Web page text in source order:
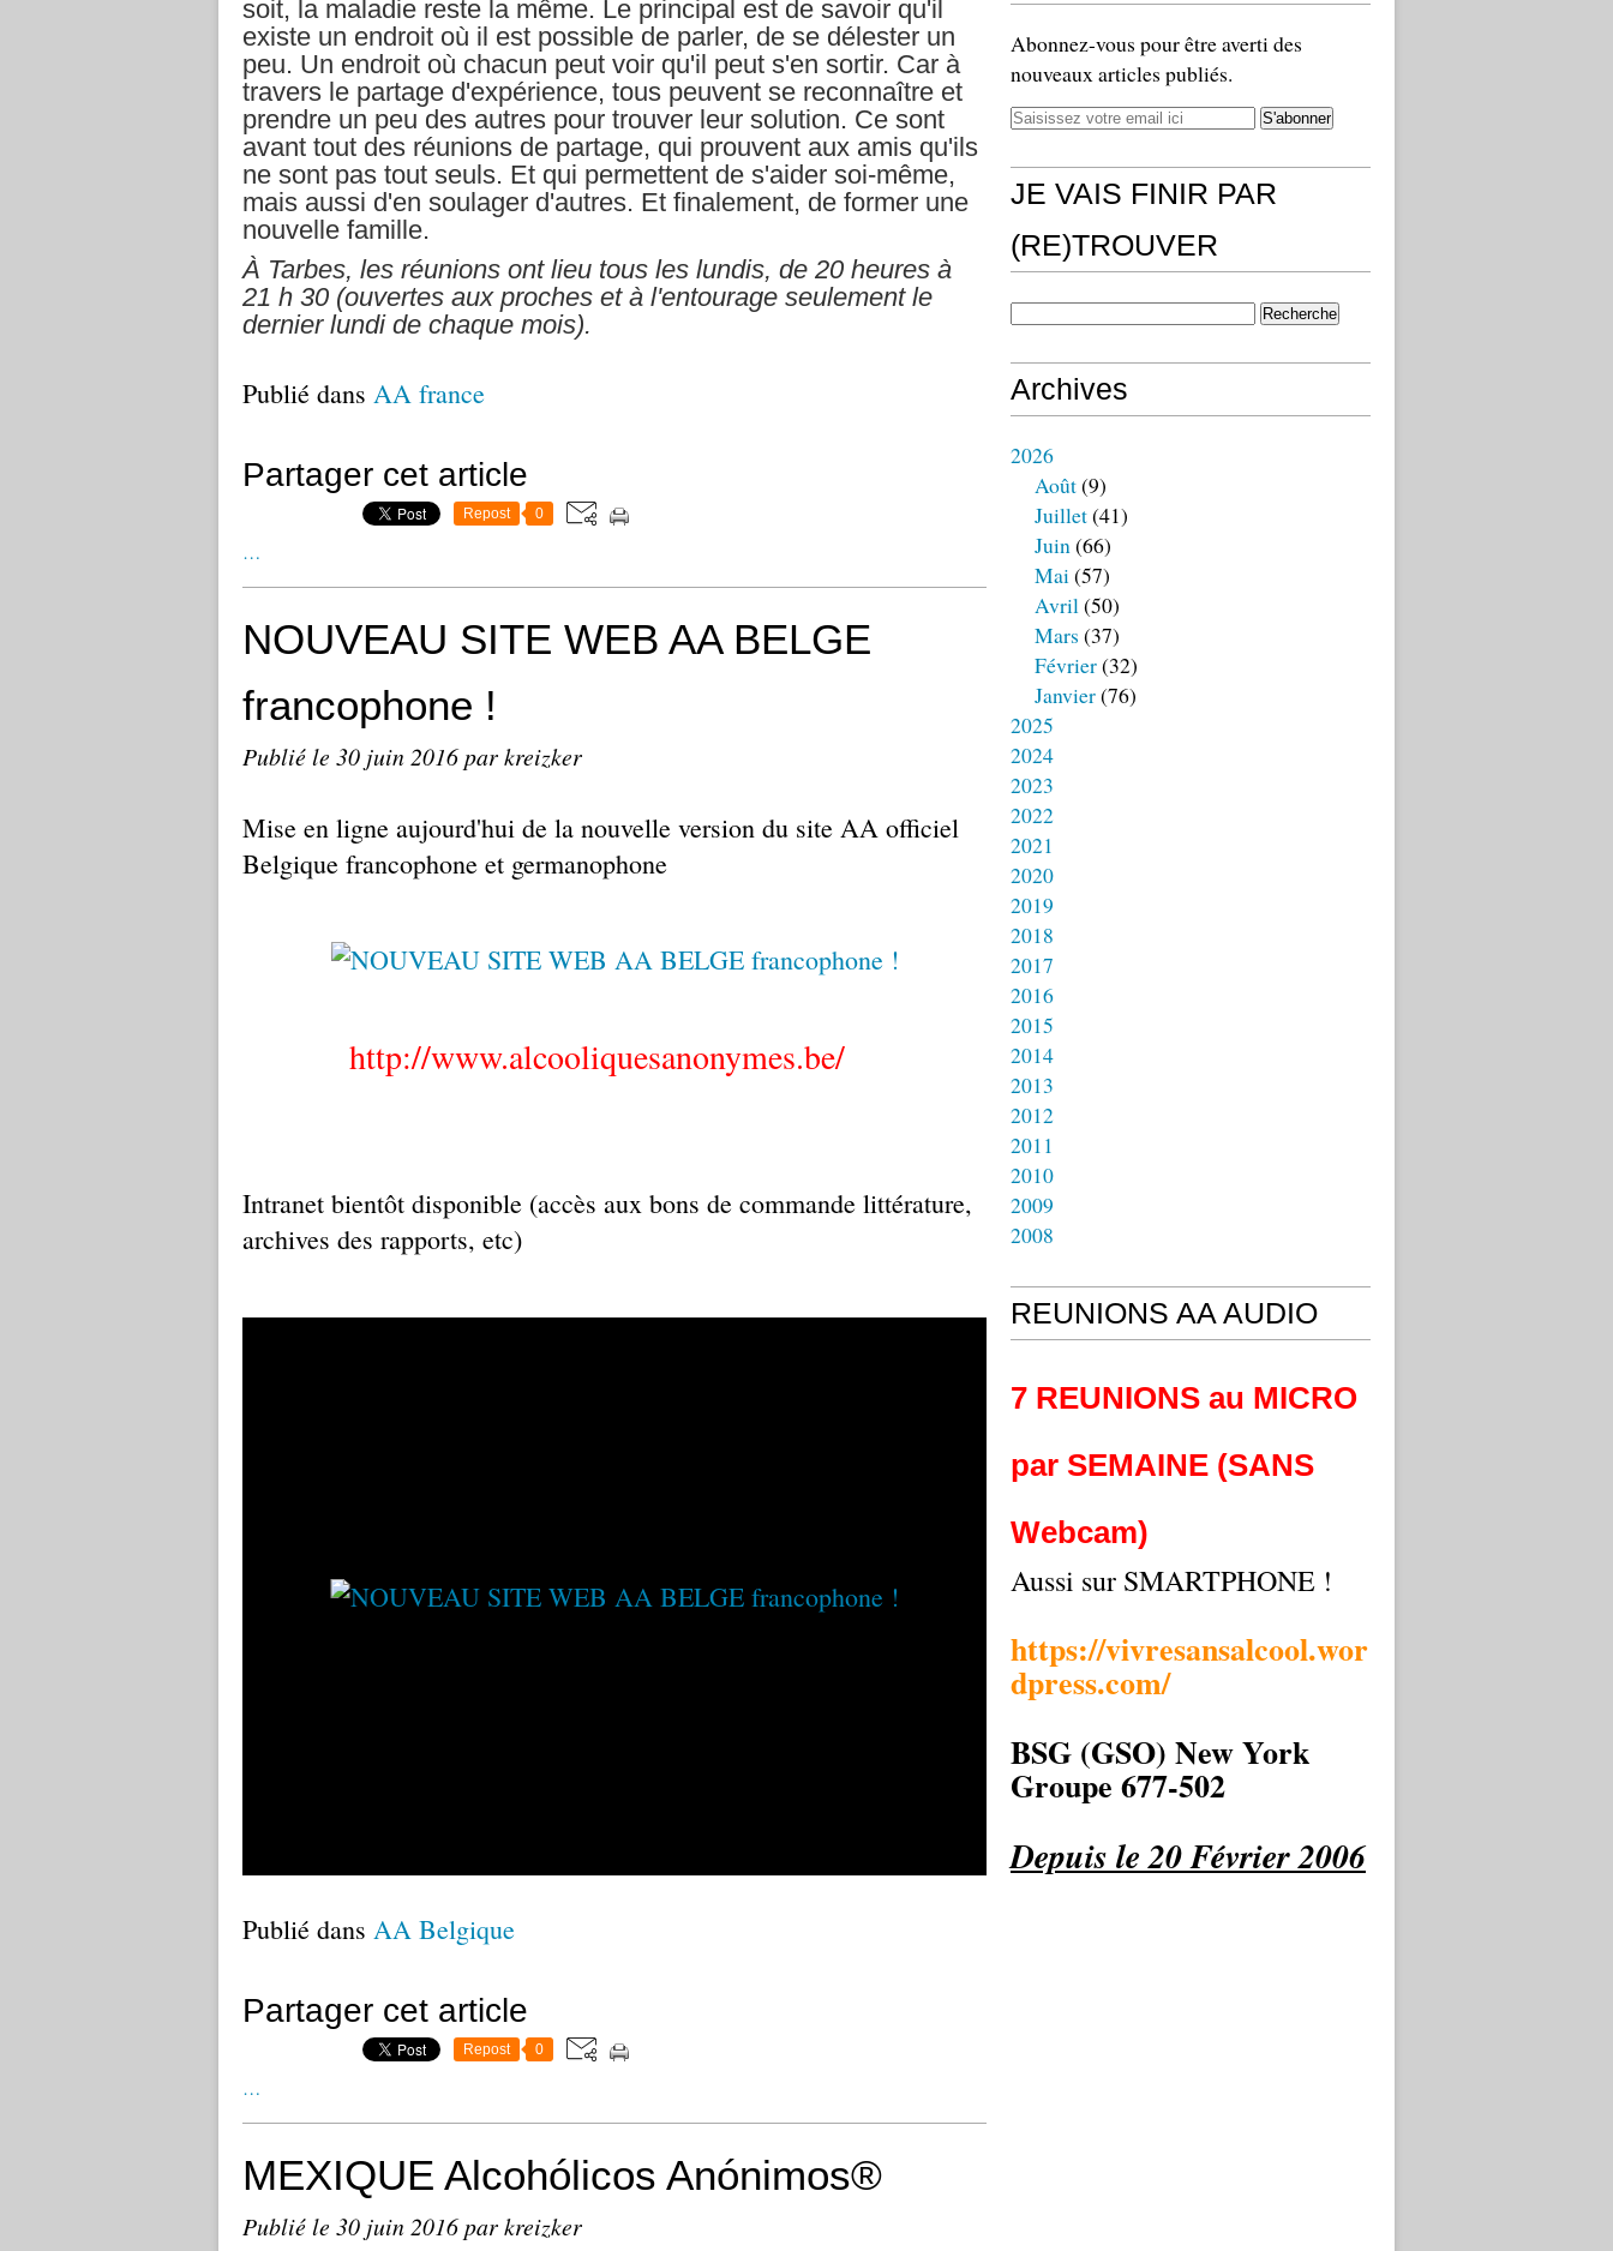
soit, la maladie reste la même. Le principal est de savoir qu'il
existe un endroit où il est possible de parler, de se délester un
peu. Un endroit où chacun peut voir qu'il peut s'en sortir. Car à
travers le partage d'expérience, tous peuvent se reconnaître et
prendre un peu des autres pour trouver leur solution. Ce sont
avant tout des réunions de partage, qui prouvent aux amis qu'ils
ne sont pas tout seuls. Et qui permettent de s'aider soi-même,
mais aussi d'en soulager d'autres. Et finalement, de former une
nouvelle famille.
À Tarbes, les réunions ont lieu tous les lundis, de 20 heures à
21 h 30 (ouvertes aux proches et à l'entourage seulement le
dernier lundi de chaque mois).
Publié dans AA france
Partager cet article
Repost 0
…
NOUVEAU SITE WEB AA BELGE
francophone !
Publié le 30 juin 2016par kreizker
Mise en ligne aujourd'hui de la nouvelle version du site AA officiel
Belgique francophone et germanophone
http://www.alcooliquesanonymes.be/
Intranet bientôt disponible (accès aux bons de commande littérature,
archives des rapports, etc)
Publié dans AA Belgique
Partager cet article
Repost 0
…
MEXIQUE Alcohólicos Anónimos®
Publié le 30 juin 2016par kreizker
Abonnez-vous pour être averti des
nouveaux articles publiés.
JE VAIS FINIR PAR
(RE)TROUVER
Archives
2026
Août(9)
Juillet(41)
Juin(66)
Mai(57)
Avril(50)
Mars (37)
Février(32)
Janvier(76)
2025
2024
2023
2022
2021
2020
2019
2018
2017
2016
2015
2014
2013
2012
2011
2010
2009
2008
REUNIONS AA AUDIO
7 REUNIONS au MICRO
par SEMAINE (SANS
Webcam)
Aussi sur SMARTPHONE !
https://vivresansalcool.wor
dpress.com/
BSG (GSO) New York
Groupe 677-502
Depuis le 20 Février 2006